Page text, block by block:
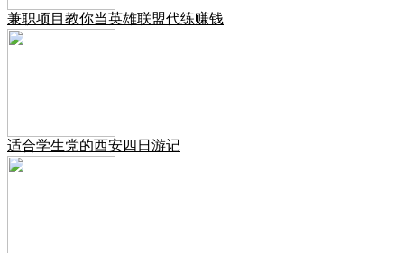
兼职项目教你当英雄联盟代练赚钱
适合学生党的西安四日游记